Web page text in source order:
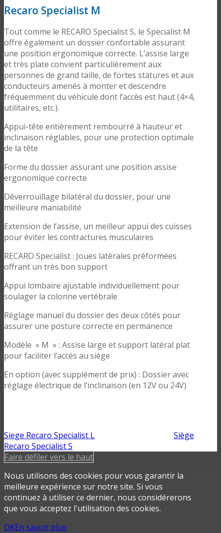
Recaro Specialist M
Tout comme le RECARO Specialist S, le Specialist M
offre également un dossier confortable assurant
une position ergonomique correcte. L’assise large
et très plate convient particulièrement aux
personnes de grand taille, de fortes statures et aux
conducteurs amenés à monter et descendre
fréquemment du véhicule dont l’accès est haut (4×4,
utilitaires, etc.).
Appui-tête entièrement rembourré à hauteur et
inclinaison réglables, pour une protection optimale
de la tête
Forme du dossier assurant une position assise
ergonomique correcte
Déverrouillage bilatéral du dossier, pour une
meilleure maniabilité
Extension de l’assise, un meilleur appui des cuisses
pour éviter les contractures musculaires
RECARO Specialist : Joues latérales préformées
offrant un très bon support
Appui lombaire ajustable individuellement pour
soulager la colonne vertébrale
Réglage manuel du dossier des deux côtés pour
assurer une posture correcte en permanence
Modèle » M » : Assise large et support latéral plat
pour faciliter l’accès au siège
En option (avec supplément de prix) : Dossier avec
réglage électrique de l’inclinaison (en 12V ou 24V)
Siege Recaro Specialist L
Siège
Recaro Specialist S
Faire défiler vers le haut
Nous utilisons des cookies pour vous garantir la
meilleure expérience sur notre site. Si vous
continuez à utiliser ce dernier, nous considérerons
que vous acceptez l'utilisation des cookies.
OKEn savoir plus